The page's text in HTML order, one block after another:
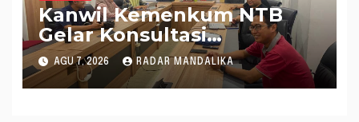
Kanwil Kemenkum NTB
Gelar Konsultasi
Penghitungan Kebutuhan
Formasi JF Perancang
Peraturan Perundang-
AGU 7, 2026 RADAR MANDALIKA